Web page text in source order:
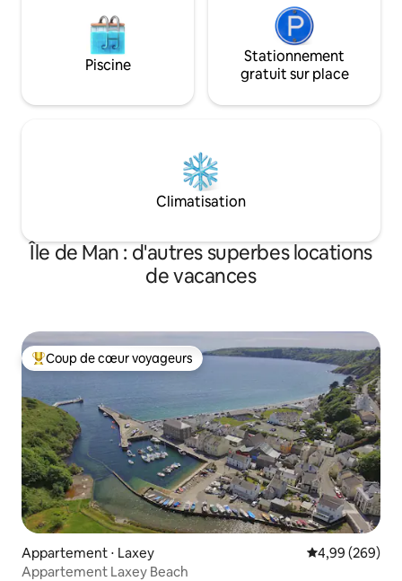
Piscine
Stationnement
gratuit sur place
Climatisation
Île de Man : d'autres superbes locations
de vacances
Coups de cœur voyageurs les plus appréciés
Coup de cœur voyageurs
Appartement ⋅ Laxey Évaluation
4,99 (269)
Appartement Laxey Beach